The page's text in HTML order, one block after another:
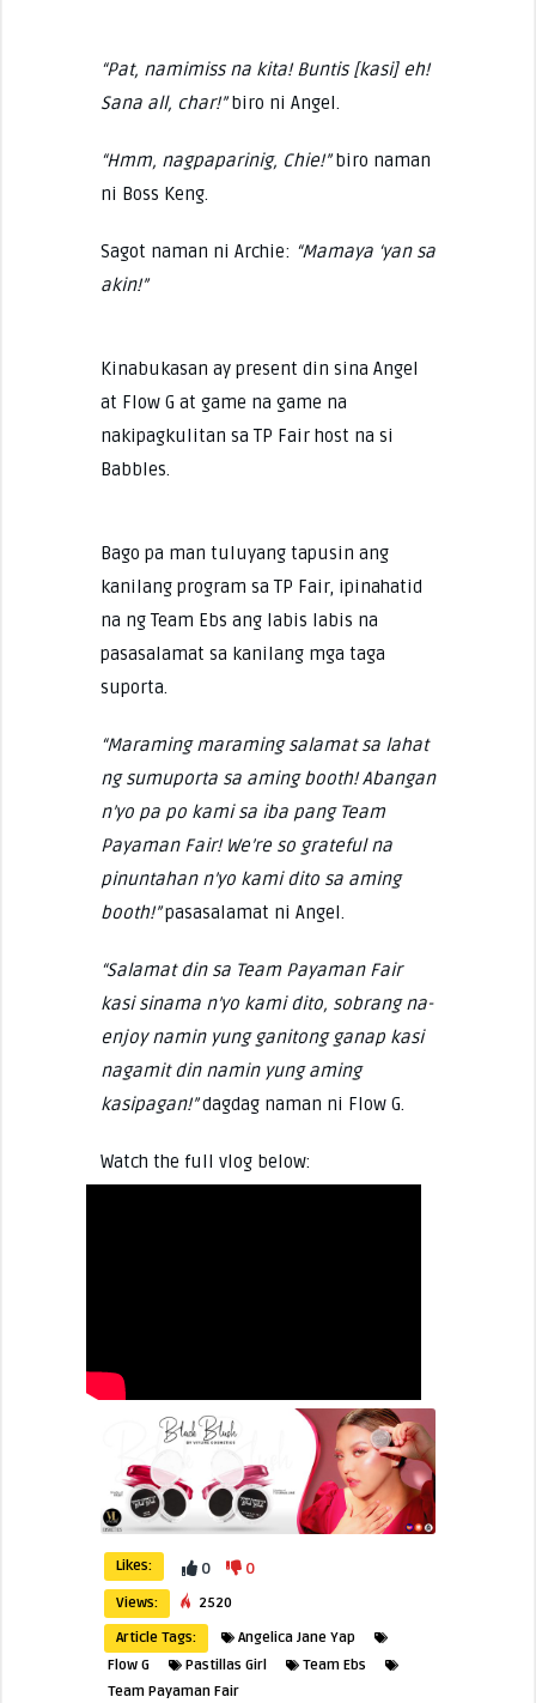
“Pat, namimiss na kita! Buntis [kasi] eh!
Sana all, char!”biro ni Angel.
“Hmm, nagpaparinig, Chie!”biro naman
ni Boss Keng.
Sagot naman ni Archie: “Mamaya ‘yan sa
akin!”
Kinabukasan ay present din sina Angel
at Flow G at game na game na
nakipagkulitan sa TP Fair host na si
Babbles.
Bago pa man tuluyang tapusin ang
kanilang program sa TP Fair, ipinahatid
na ng Team Ebs ang labis labis na
pasasalamat sa kanilang mga taga
suporta.
“Maraming maraming salamat sa lahat
ng sumuporta sa aming booth! Abangan
n’yo pa po kami sa iba pang Team
Payaman Fair! We’re so grateful na
pinuntahan n’yo kami dito sa aming
booth!”pasasalamat ni Angel.
“Salamat din sa Team Payaman Fair
kasi sinama n’yo kami dito, sobrang na-
enjoy namin yung ganitong ganap kasi
nagamit din namin yung aming
kasipagan!”dagdag naman ni Flow G.
Watch the full vlog below:
Likes: 0 0
Views:
2520
Article Tags:
Angelica Jane Yap
Flow G
Pastillas Girl
Team Ebs
Team Payaman Fair